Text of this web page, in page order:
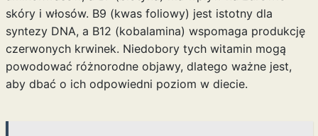
skóry i włosów. B9 (kwas foliowy) jest istotny dla
syntezy DNA, a B12 (kobalamina) wspomaga produkcję
czerwonych krwinek. Niedobory tych witamin mogą
powodować różnorodne objawy, dlatego ważne jest,
aby dbać o ich odpowiedni poziom w diecie.